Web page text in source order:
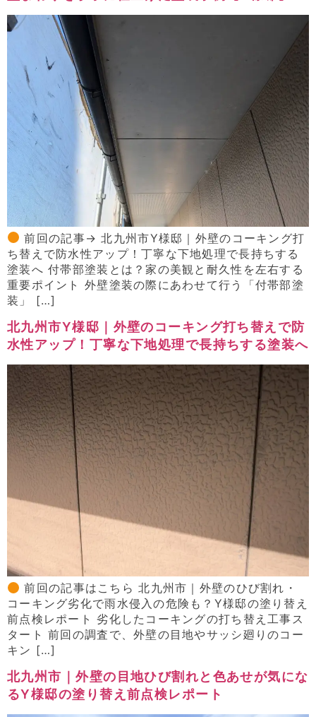
前回の記事→ 北九州市Y様邸｜外壁のコーキング打
ち替えで防水性アップ！丁寧な下地処理で長持ちする
塗装へ 付帯部塗装とは？家の美観と耐久性を左右する
重要ポイント 外壁塗装の際にあわせて行う「付帯部塗
装」 […]
北九州市Y様邸｜外壁のコーキング打ち替えで防
水性アップ！丁寧な下地処理で長持ちする塗装へ
前回の記事はこちら 北九州市｜外壁のひび割れ・
コーキング劣化で雨水侵入の危険も？Y様邸の塗り替え
前点検レポート 劣化したコーキングの打ち替え工事ス
タート 前回の調査で、外壁の目地やサッシ廻りのコー
キン […]
北九州市｜外壁の目地ひび割れと色あせが気にな
るY様邸の塗り替え前点検レポート